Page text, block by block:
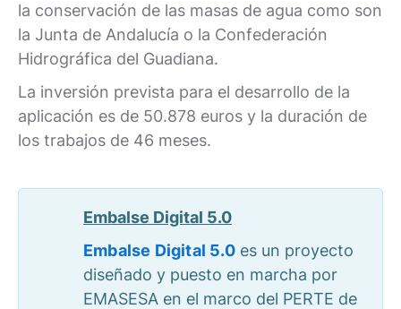
la conservación de las masas de agua como son
la Junta de Andalucía o la Confederación
Hidrográfica del Guadiana.
La inversión prevista para el desarrollo de la
aplicación es de 50.878 euros y la duración de
los trabajos de 46 meses.
Embalse Digital 5.0
Embalse Digital 5.0 es un proyecto
diseñado y puesto en marcha por
EMASESA en el marco del PERTE de